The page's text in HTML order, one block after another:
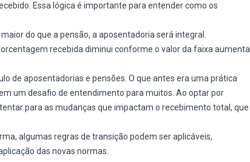
Essa lógica é importante para entender como os
do que a pensão, a aposentadoria será integral.
recebida diminui conforme o valor da faixa aumenta.
de aposentadorias e pensões. O que antes era uma prática
um desafio de entendimento para muitos. Ao optar por
para as mudanças que impactam o recebimento total, que
algumas regras de transição podem ser aplicáveis,
das novas normas.